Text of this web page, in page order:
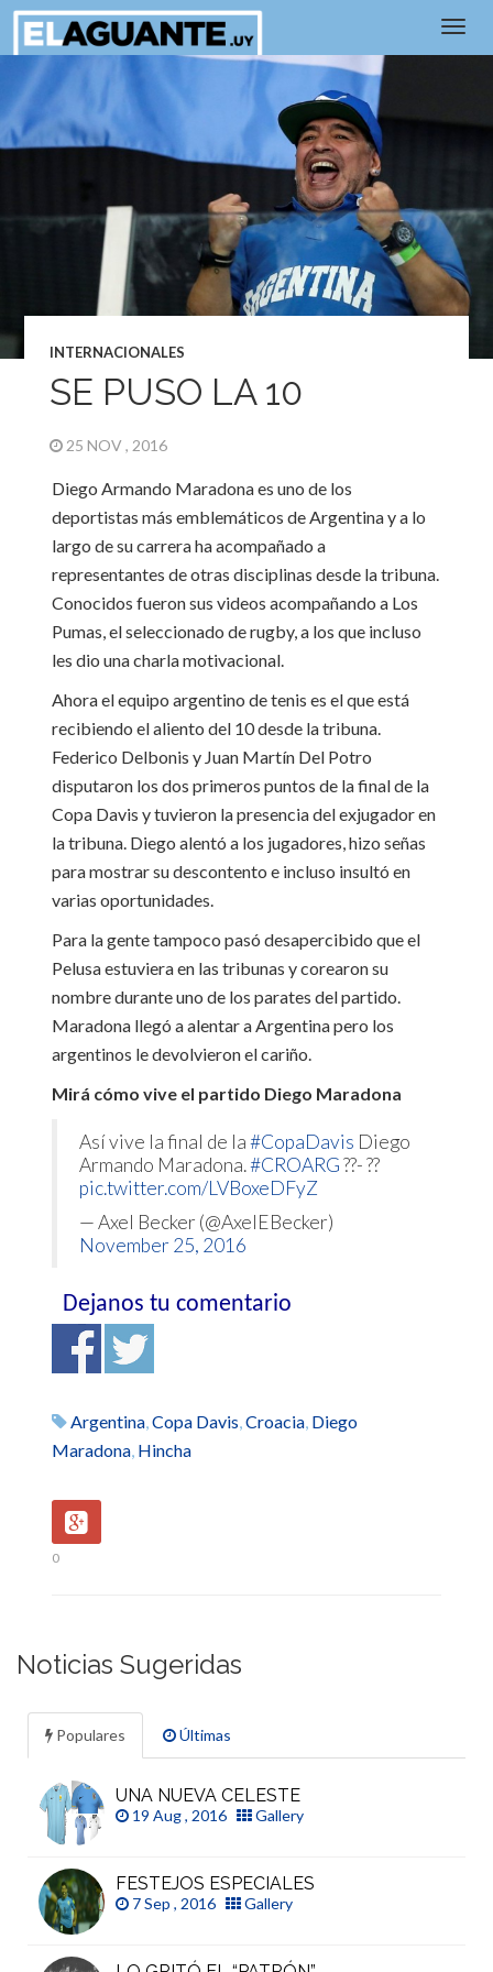
INTERNACIONALES
SE PUSO LA 10
25 NOV , 2016
Diego Armando Maradona es uno de los
deportistas más emblemáticos de Argentina y a lo
largo de su carrera ha acompañado a
representantes de otras disciplinas desde la tribuna.
Conocidos fueron sus videos acompañando a Los
Pumas, el seleccionado de rugby, a los que incluso
les dio una charla motivacional.
Ahora el equipo argentino de tenis es el que está
recibiendo el aliento del 10 desde la tribuna.
Federico Delbonis y Juan Martín Del Potro
disputaron los dos primeros puntos de la final de la
Copa Davis y tuvieron la presencia del exjugador en
la tribuna. Diego alentó a los jugadores, hizo señas
para mostrar su descontento e incluso insultó en
varias oportunidades.
Para la gente tampoco pasó desapercibido que el
Pelusa estuviera en las tribunas y corearon su
nombre durante uno de los parates del partido.
Maradona llegó a alentar a Argentina pero los
argentinos le devolvieron el cariño.
Mirá cómo vive el partido Diego Maradona
Así vive la final de la#CopaDavis Diego
Armando Maradona.#CROARG??- ??
pic.twitter.com/LVBoxeDFyZ
— Axel Becker (@AxelEBecker)
November 25, 2016
Dejanos tu comentario
Argentina, Copa Davis Croacia, Diego
Maradona, Hincha
0
Noticias Sugeridas
Populares Últimas
UNA NUEVA CELESTE
19 Aug , 2016 Gallery
FESTEJOS ESPECIALES
7 Sep , 2016 Gallery